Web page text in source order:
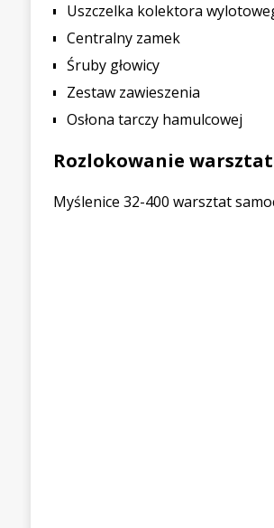
Uszczelka kolektora
Centralny zamek
Śruby głowicy
Zestaw zawieszenia
Osłona tarczy hamulcowej
Rozlokowanie
Myślenice 32-400 warsztat